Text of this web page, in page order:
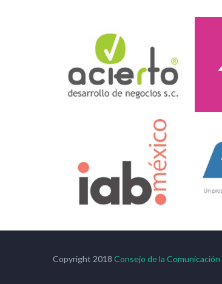
Copyright 2018 Consejo de la Comunicación